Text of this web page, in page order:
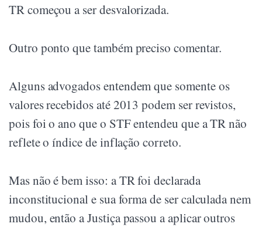
TR começou a ser desvalorizada.
Outro ponto que também preciso comentar.
Alguns advogados entendem que somente os
valores recebidos até 2013 podem ser revistos,
pois foi o ano que o STF entendeu que a TR não
reflete o índice de inflação correto.
Mas não é bem isso: a TR foi declarada
inconstitucional e sua forma de ser calculada nem
mudou, então a Justiça passou a aplicar outros